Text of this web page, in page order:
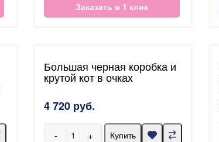
Заказать в 1 клик
Большая черная коробка и
крутой кот в очках
4 720 руб.
- +
Купить